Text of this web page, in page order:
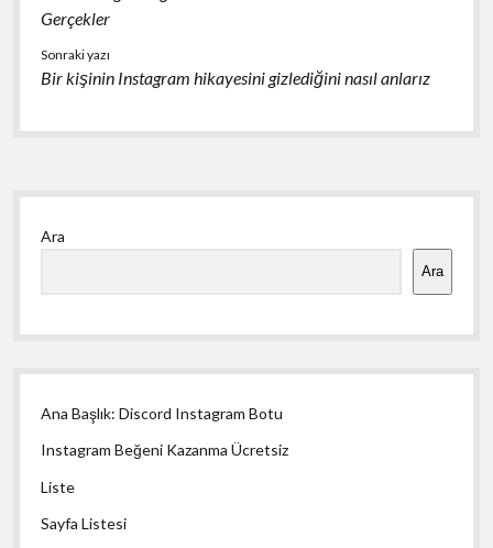
Gerçekler
Sonraki yazı
Bir kişinin Instagram hikayesini gizlediğini nasıl anlarız
Yan
Menü
Ara
Ara
Ana Başlık: Discord Instagram Botu
Instagram Beğeni Kazanma Ücretsiz
Liste
Sayfa Listesi